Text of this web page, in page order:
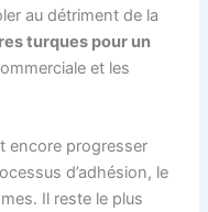
au détriment de la
turques pour un
et les
encore progresser
d’adhésion, le
Il reste le plus